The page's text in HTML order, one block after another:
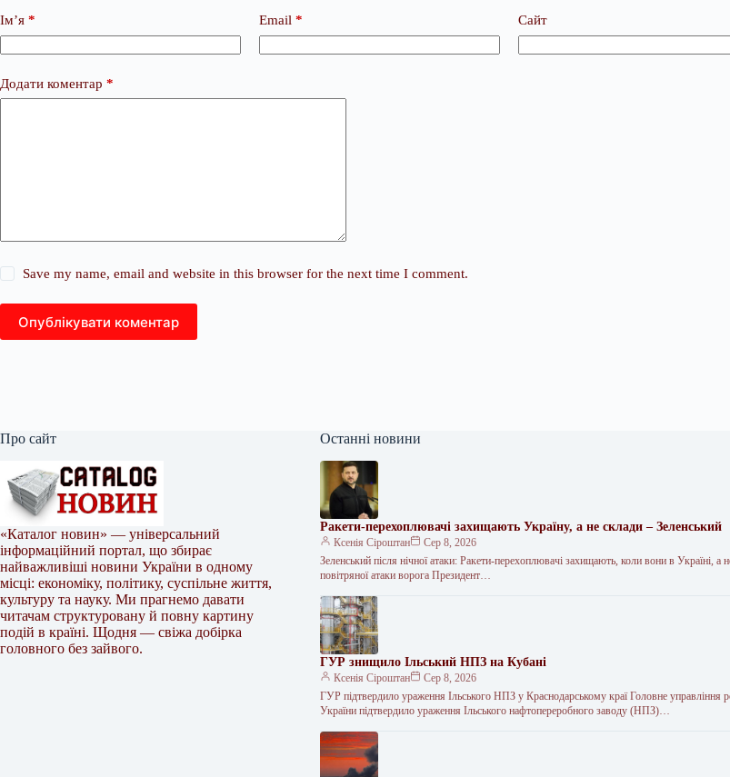
Ім’я * Email * Сайт
Додати коментар *
Save my name, email and website in this browser for the next time I comment.
Опублікувати коментар
Про сайт
«Каталог новин» — універсальний
інформаційний портал, що збирає
найважливіші новини України в одному
місці: економіку, політику, суспільне життя,
культуру та науку. Ми прагнемо давати
читачам структуровану й повну картину
подій в країні. Щодня — свіжа добірка
головного без зайвого.
Останні новини
Ракети-перехоплювачі захищають Україну, а не склади – Зеленський
Ксенія Сіроштан
Сер 8, 2026
Зеленський після нічної атаки: Ракети-перехоплювачі захищають, коли вони в Україні, а
повітряної атаки ворога Президент…
ГУР знищило Ільський НПЗ на Кубані
Ксенія Сіроштан
Сер 8, 2026
ГУР підтвердило ураження Ільського НПЗ у Краснодарському краї Головне управління
України підтвердило ураження Ільського нафтопереробного заводу (НПЗ)…